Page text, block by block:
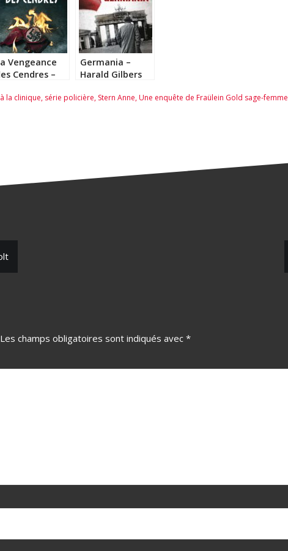
Vengeance
Cendres –
Germania –
Harald Gilbers
la clinique, série policière, Stern Anne,Une enquête de Fraülein Gold sage-femme
Les champs obligatoires sont indiqués avec *